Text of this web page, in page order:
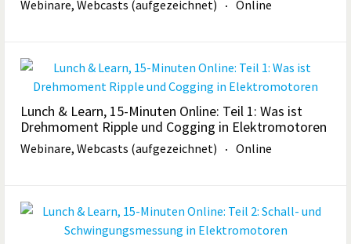
Webinare, Webcasts (aufgezeichnet) Online
Lunch & Learn, 15-Minuten Online: Teil 1: Was ist
Drehmoment Ripple und Cogging in Elektromotoren
Webinare, Webcasts (aufgezeichnet) Online